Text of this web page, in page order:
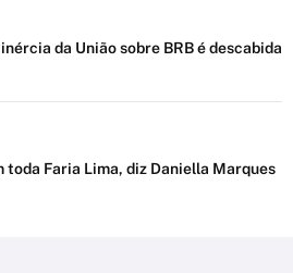
da União sobre BRB é descabida
toda Faria Lima, diz Daniella Marques